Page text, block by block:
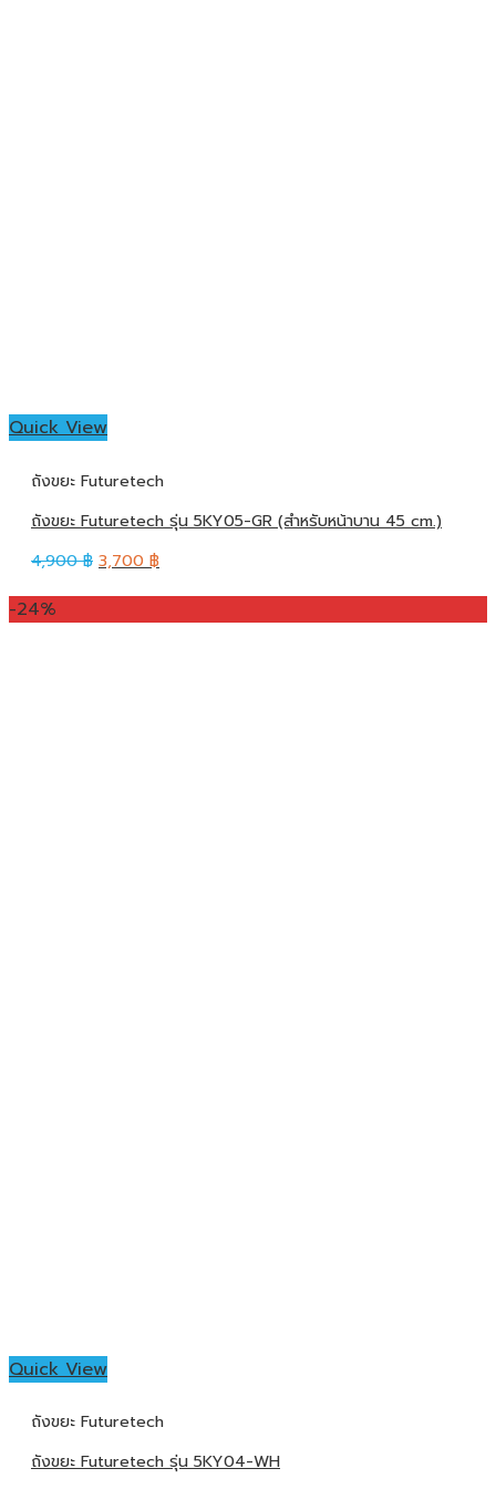
Quick View
ถังขยะ Futuretech
ถังขยะ Futuretech รุ่น 5KY05-GR (สำหรับหน้าบาน 45 cm.)
4,900฿ 3,700฿
-24%
Quick View
ถังขยะ Futuretech
ถังขยะ Futuretech รุ่น 5KY04-WH